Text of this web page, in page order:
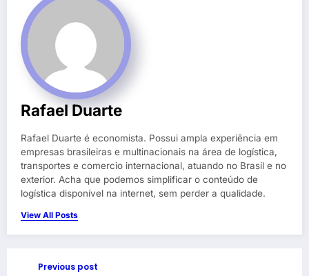
Rafael Duarte
Rafael Duarte é economista. Possui ampla experiência em
empresas brasileiras e multinacionais na área de logística,
transportes e comercio internacional, atuando no Brasil e no
exterior. Acha que podemos simplificar o conteúdo de
logística disponível na internet, sem perder a qualidade.
View All Posts
Previous post